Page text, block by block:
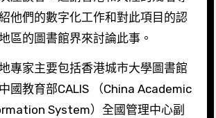
他們的數字化工作和對此項目的認
區的圖書館界來討論此事。
專家主要包括香港城市大學圖書館
國教育部CALIS （China Academic
System）全國管理中心副